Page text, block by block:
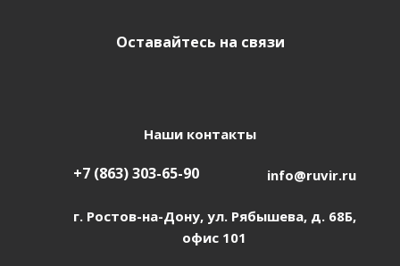
Оставайтесь на связи
Наши контакты
+7 (863) 303-65-90 info@ruvir.ru
г. Ростов-на-Дону, ул. Рябышева, д. 68Б,
офис 101